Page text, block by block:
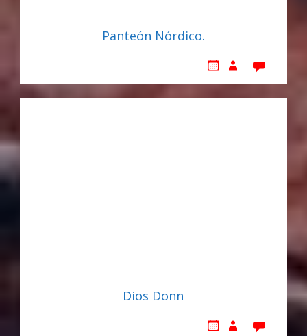
Panteón Nórdico.
Dios Donn